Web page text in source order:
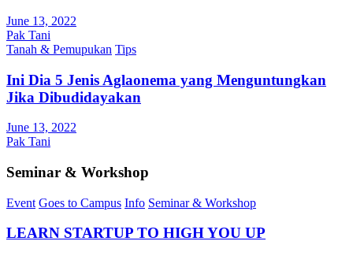
June 13, 2022
Pak Tani
Tanah & Pemupukan Tips
Ini Dia 5 Jenis Aglaonema yang Menguntungkan
Jika Dibudidayakan
June 13, 2022
Pak Tani
Seminar & Workshop
Event Goes to Campus Info Seminar & Workshop
LEARN STARTUP TO HIGH YOU UP